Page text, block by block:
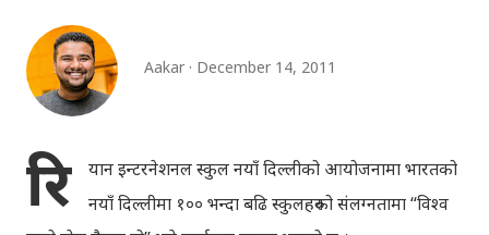
Aakar December 14, 2011
रि
यान इन्टरनेशनल स्कुल नयाँ दिल्लीको आयोजनामा भारतको
नयाँ दिल्लीमा १०० भन्दा बढि स्कुलहरुको संलग्नतामा “विश्व